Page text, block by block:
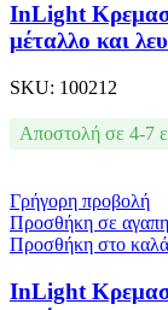
InLight
μέταλλο και
SKU: 100212
Αποστολή σε 4-7
Γρήγορη προβολή
Προσθήκη σε
Προσθήκη στο
InLight